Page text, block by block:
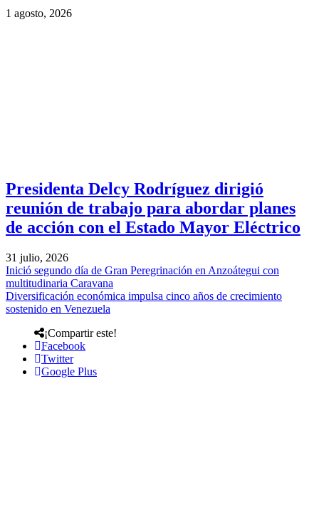
1 agosto, 2026
Presidenta Delcy Rodríguez dirigió
reunión de trabajo para abordar planes
de acción con el Estado Mayor Eléctrico
31 julio, 2026
Inició segundo día de Gran Peregrinación en Anzoátegui con
multitudinaria Caravana
Diversificación económica impulsa cinco años de crecimiento
sostenido en Venezuela
¡Compartir este!
Facebook
Twitter
Google Plus